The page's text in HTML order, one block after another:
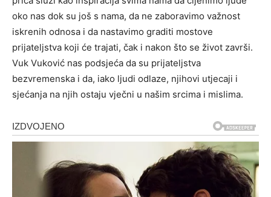
oko nas dok su još s nama, da ne zaboravimo važnost
iskrenih odnosa i da nastavimo graditi mostove
prijateljstva koji će trajati, čak i nakon što se život završi.
Vuk Vuković nas podsjeća da su prijateljstva
bezvremenska i da, iako ljudi odlaze, njihovi utjecaji i
sjećanja na njih ostaju vječni u našim srcima i mislima.